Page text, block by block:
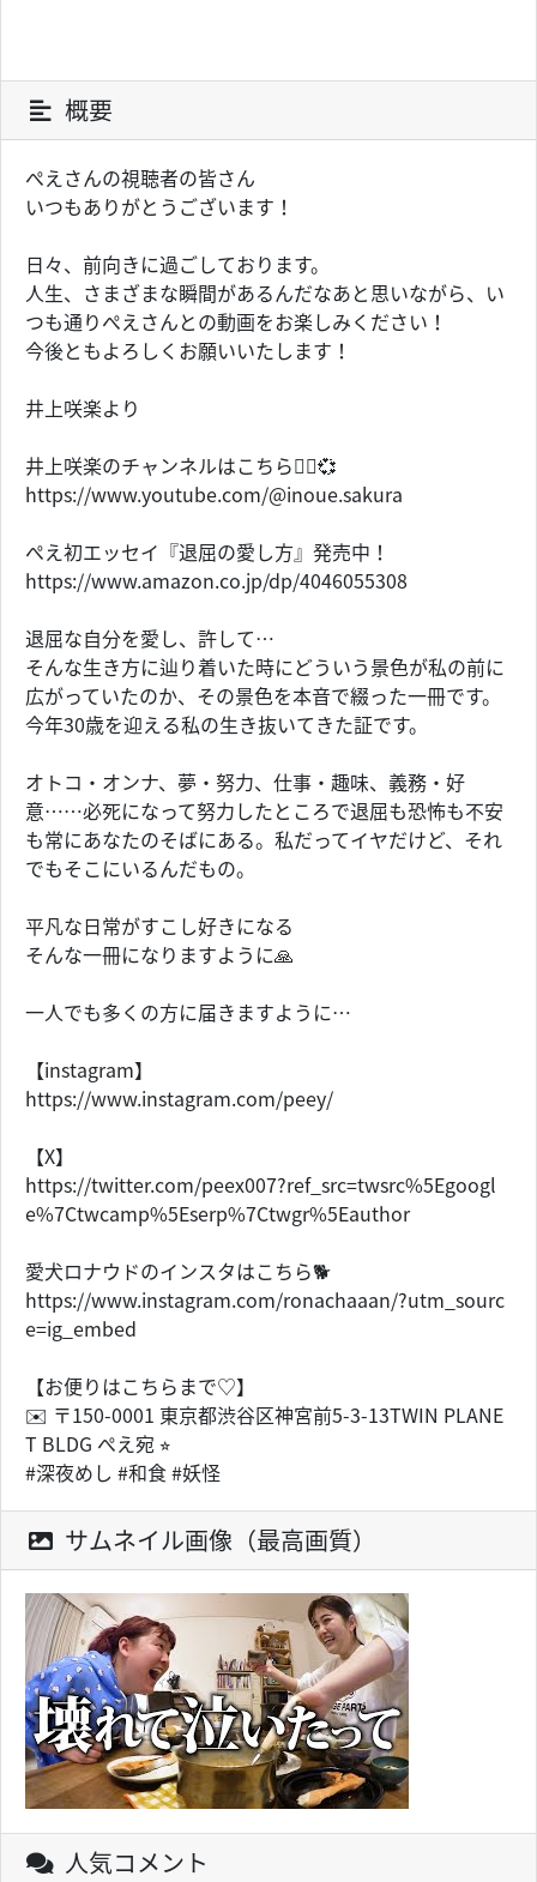
概要
ぺえさんの視聴者の皆さん
いつもありがとうございます！
日々、前向きに過ごしております。
人生、さまざまな瞬間があるんだなあと思いながら、い
つも通りぺえさんとの動画をお楽しみください！
今後ともよろしくお願いいたします！
井上咲楽より
井上咲楽のチャンネルはこちら💁‍♀️💞
https://www.youtube.com/@inoue.sakura
ぺえ初エッセイ『退屈の愛し方』発売中！
https://www.amazon.co.jp/dp/4046055308
退屈な自分を愛し、許して…
そんな生き方に辿り着いた時にどういう景色が私の前に
広がっていたのか、その景色を本音で綴った一冊です。
今年30歳を迎える私の生き抜いてきた証です。
オトコ・オンナ、夢・努力、仕事・趣味、義務・好
意……必死になって努力したところで退屈も恐怖も不安
も常にあなたのそばにある。私だってイヤだけど、それ
でもそこにいるんだもの。
平凡な日常がすこし好きになる
そんな一冊になりますように🙏
一人でも多くの方に届きますように…
【instagram】
https://www.instagram.com/peey/
【X】
https://twitter.com/peex007?ref_src=twsrc%5Egoogl
e%7Ctwcamp%5Eserp%7Ctwgr%5Eauthor
愛犬ロナウドのインスタはこちら🐕
https://www.instagram.com/ronachaaan/?utm_sourc
e=ig_embed
【お便りはこちらまで♡】
✉️ 〒150-0001 東京都渋谷区神宮前5-3-13TWIN PLANE
T BLDG ぺえ宛 ⭐︎
#深夜めし #和食 #妖怪
サムネイル画像（最高画質）
人気コメント